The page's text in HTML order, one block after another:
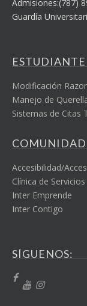
Admisiones:(787)
Guardía
ESTUDIANTE
Modificación
Manejo de
Sistemas de Citas
COMUNIDAD
Accesibilidad/
Clínica de
Inter Emprende
Inter Contigo
SÍGUENOS: